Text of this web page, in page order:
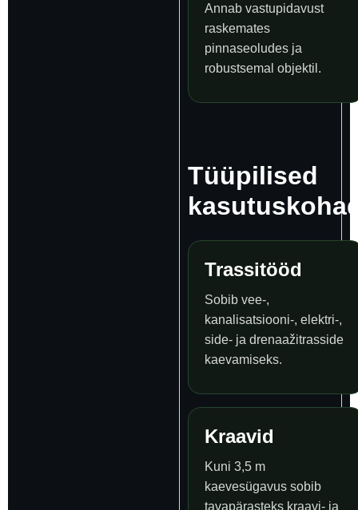
Annab vastupidavust
raskemates
pinnaseoludes ja
robustsemal objektil.
Tüüpilised
Trassitööd
Sobib vee-,
kanalisatsiooni-, elektri-,
side- ja drenaažitrasside
kaevamiseks.
Kraavid
Kuni 3,5 m
kaevesügavus sobib
tavapärasteks kraavi- ja